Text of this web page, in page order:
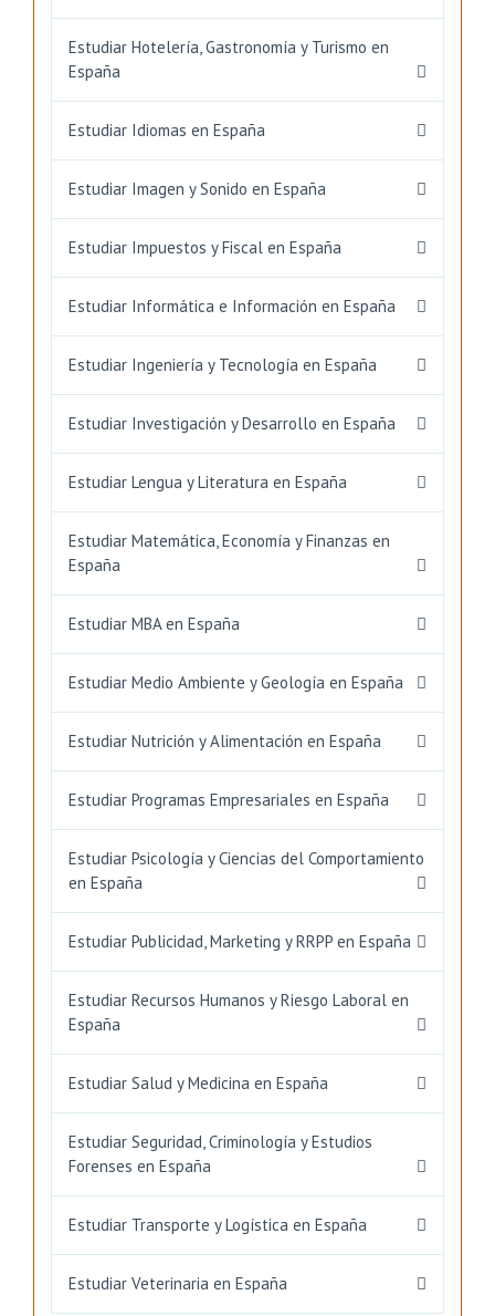
Estudiar Hotelería, Gastronomía y Turismo en
España
Estudiar Idiomas en España
Estudiar Imagen y Sonido en España
Estudiar Impuestos y Fiscal en España
Estudiar Informática e Información en España
Estudiar Ingeniería y Tecnología en España
Estudiar Investigación y Desarrollo en España
Estudiar Lengua y Literatura en España
Estudiar Matemática, Economía y Finanzas en
España
Estudiar MBA en España
Estudiar Medio Ambiente y Geología en España
Estudiar Nutrición y Alimentación en España
Estudiar Programas Empresariales en España
Estudiar Psicología y Ciencias del Comportamiento
en España
Estudiar Publicidad, Marketing y RRPP en España
Estudiar Recursos Humanos y Riesgo Laboral en
España
Estudiar Salud y Medicina en España
Estudiar Seguridad, Criminología y Estudios
Forenses en España
Estudiar Transporte y Logística en España
Estudiar Veterinaria en España